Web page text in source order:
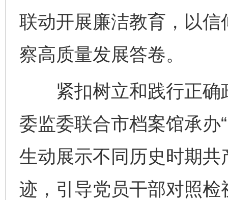
联动开展廉洁教育，以
察高质量发展答卷。
紧扣树立和践行正确
委监委联合市档案馆承办
生动展示不同历史时期
迹，引导党员干部对照